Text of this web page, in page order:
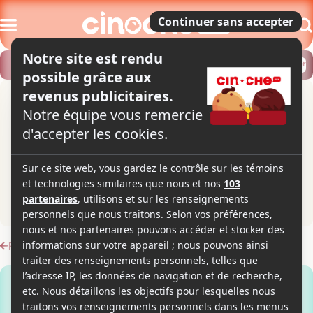
Trouver un horaire Modifier
Retour à toutes les actualités
Jeudi 21 janvier 2021 à 12:45